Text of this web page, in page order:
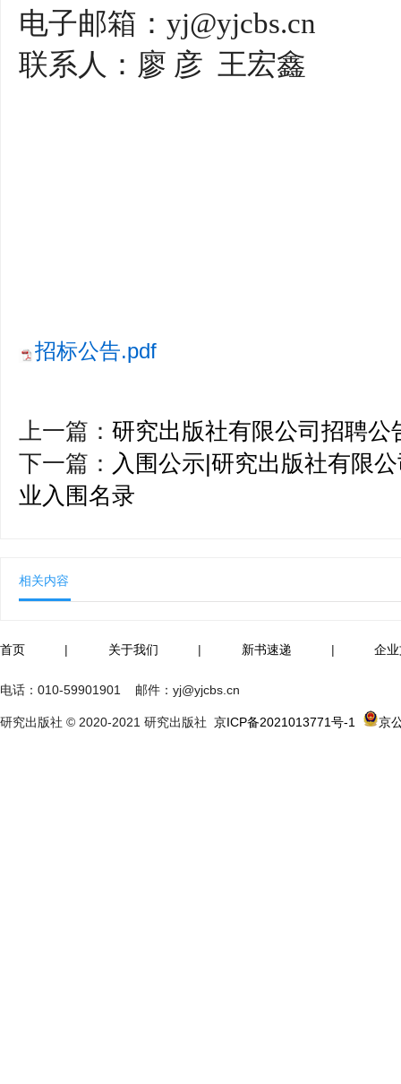
电子邮箱： yj@yjcbs.cn
联系人：廖 彦 王宏鑫
招标公告.pdf
上一篇： 研究出版社有限公司招聘公
下一篇： 入围公示|研究出版社有限
业入围名录
相关内容
首页 | 关于我们 | 新书速递 | 企
电话： 010-59901901 邮件： yj@yjcbs.cn
研究出版社 © 2020-2021 研究出版社 京ICP备2021013771号-1 京